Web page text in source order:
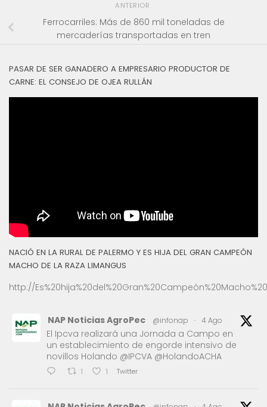
ANTERIOR
Ferrocarriles: Más de 860 mil toneladas de
mercaderías transportadas en tren
PASAR DE SER GANADERO A EMPRESARIO PRODUCTOR DE
CARNE: EL CONSEJO DE OJEA RULLÁN
NACIÓ EN LA RURAL DE PALERMO Y ES HIJA DEL GRAN CAMPEÓN
MACHO DE LA RAZA LIMANGUS
http://
NAP Noticias AgroPec @infonap · 4 Ago
El Ipcva realizará una Jornada a Campo en
un establecimiento de engorde intensivo de
novillos Holando @IPCVA @HolandoACHA
1 1 Twitter